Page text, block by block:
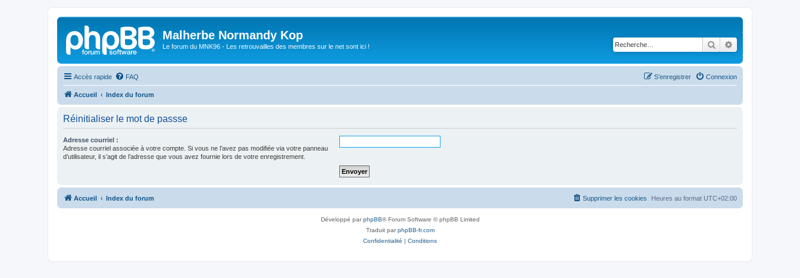
Malherbe Normandy Kop
Le forum du MNK96 - Les retrouvailles des membres sur le net sont ici ! Rechercher
Accès rapide FAQ Connexion
S’enregistrer
Accueil Index du forum
Réinitialiser le mot de passse
Adresse courriel :
Adresse courriel associée à votre compte. Si vous ne l’avez pas modifiée via votre panneau
d’utilisateur, il s’agit de l’adresse que vous avez fournie lors de votre enregistrement.
Accueil Index du forum Heures au format UTC+02:00
Supprimer les cookies
Développé parphpBB® Forum Software © phpBB Limited
Traduit parphpBB-fr.com
Confidentialité | Conditions